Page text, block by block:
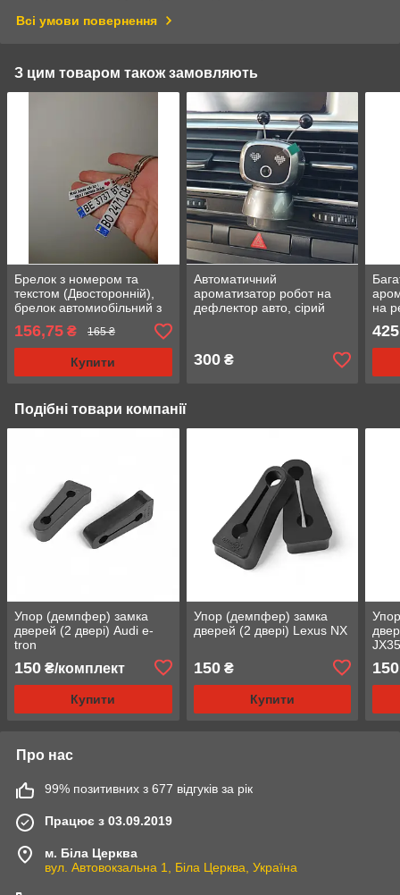
Всі умови повернення
З цим товаром також замовляють
Брелок з номером та
текстом (Двосторонній),
брелок автомиобільний з
логотипом
156,75 ₴ 165 ₴
Купити
Автоматичний
ароматизатор робот на
дефлектор авто, сірий
300₴
на
425
Подібні товари компанії
Упор (демпфер) замка
дверей (2 двері) Audi e-
tron
150 ₴/комплект
Купити
Упор (демпфер) замка
дверей (2 двері) Lexus NX
150₴
Купити
150
Про нас
99% позитивних з 677 відгуків за рік
Працює з 03.09.2019
м. Біла Церква
вул. Автовокзальна 1, Біла Церква, Україна